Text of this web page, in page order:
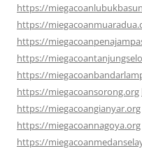
https://
https://
https://
https://
https://
https://miegacoansorong.org
https://miegacoangianyar.org
https://miegacoannagoya.org
https://